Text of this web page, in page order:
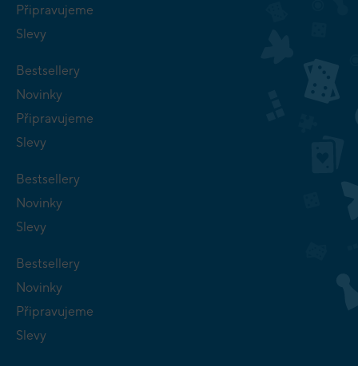
Připravujeme
Slevy
Bestsellery
Novinky
Připravujeme
Slevy
Bestsellery
Novinky
Slevy
Bestsellery
Novinky
Připravujeme
Slevy